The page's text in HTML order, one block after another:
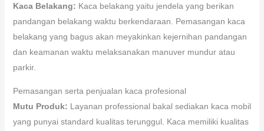
Kaca Belakang: Kaca belakang yaitu jendela yang berikan
pandangan belakang waktu berkendaraan. Pemasangan kaca
belakang yang bagus akan meyakinkan kejernihan pandangan
dan keamanan waktu melaksanakan manuver mundur atau
parkir.
Pemasangan serta penjualan kaca profesional
Mutu Produk: Layanan professional bakal sediakan kaca mobil
yang punyai standard kualitas terunggul. Kaca memiliki kualitas